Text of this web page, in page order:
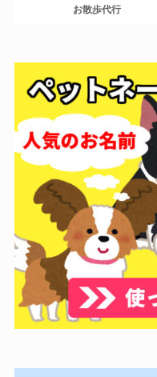
お散歩代行